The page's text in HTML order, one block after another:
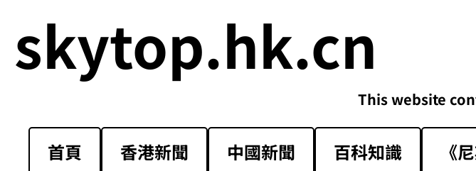
skytop.hk.cn
This website
首頁 香港新聞 中國新聞 百科知識 《